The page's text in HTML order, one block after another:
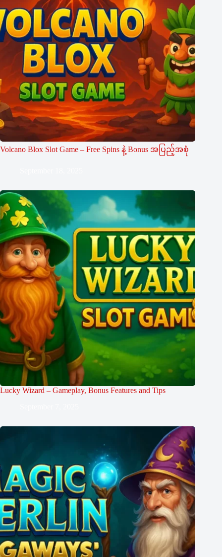
Volcano Blox Slot Game – Free Spins နဲ့ Bonus အပြည့်အစုံ
Lucky Wizard – Gameplay, Bonus Features and Tips